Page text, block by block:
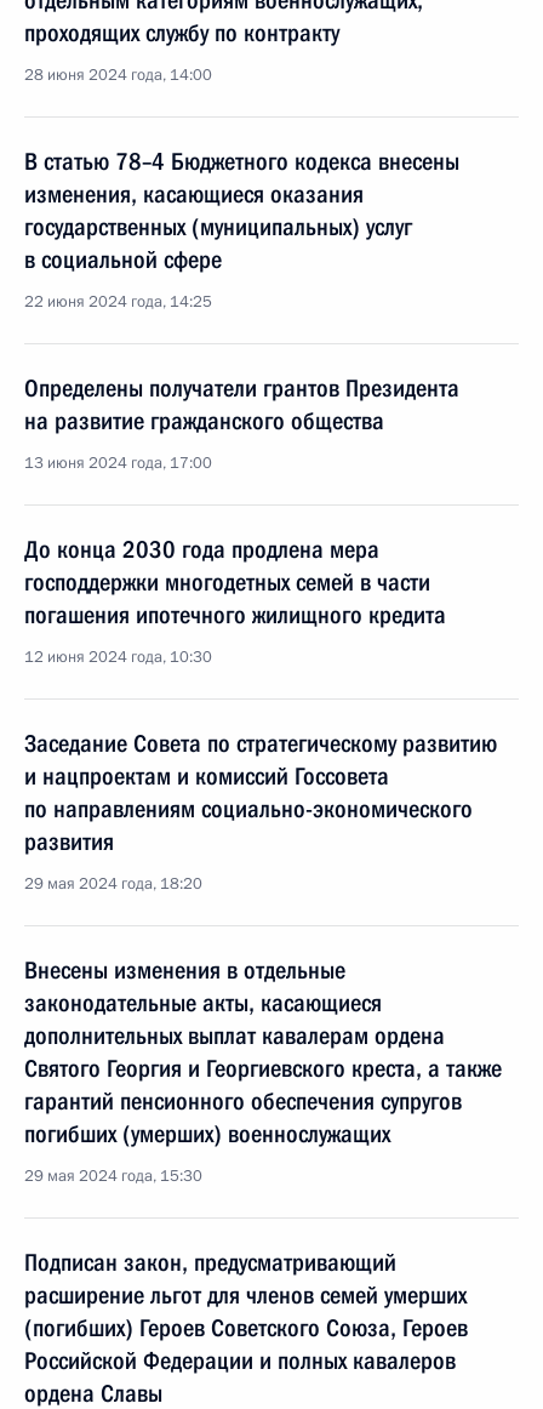
проходящих службу по контракту
28 июня 2024 года, 14:00
В статью 78–4 Бюджетного кодекса внесены
изменения, касающиеся оказания
государственных (муниципальных) услуг
в социальной сфере
22 июня 2024 года, 14:25
Определены получатели грантов Президента
на развитие гражданского общества
13 июня 2024 года, 17:00
До конца 2030 года продлена мера
господдержки многодетных семей в части
погашения ипотечного жилищного кредита
12 июня 2024 года, 10:30
Заседание Совета по стратегическому развитию
и нацпроектам и комиссий Госсовета
по направлениям социально-экономического
развития
29 мая 2024 года, 18:20
Внесены изменения в отдельные
законодательные акты, касающиеся
дополнительных выплат кавалерам ордена
Святого Георгия и Георгиевского креста, а также
гарантий пенсионного обеспечения супругов
погибших (умерших) военнослужащих
29 мая 2024 года, 15:30
Подписан закон, предусматривающий
расширение льгот для членов семей умерших
(погибших) Героев Советского Союза, Героев
Российской Федерации и полных кавалеров
ордена Славы